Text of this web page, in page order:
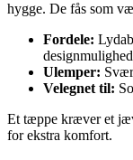
hygge. De fås som
Fordele:
Ulemper:
Velegnet til:
Et tæppe kræver et
for ekstra komfort.